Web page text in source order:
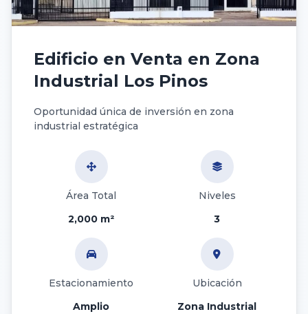
Edificio en Venta en Zona
Industrial Los Pinos
Oportunidad única de inversión en zona
industrial estratégica
Área Total
2,000 m²
Niveles
3
Estacionamiento
Amplio
Ubicación
Zona Industrial